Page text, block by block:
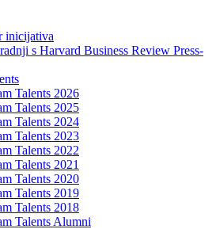
inicijativa
s Harvard Business Review Press-
Talents 2026
Talents 2025
Talents 2024
Talents 2023
Talents 2022
Talents 2021
Talents 2020
Talents 2019
Talents 2018
Talents Alumni